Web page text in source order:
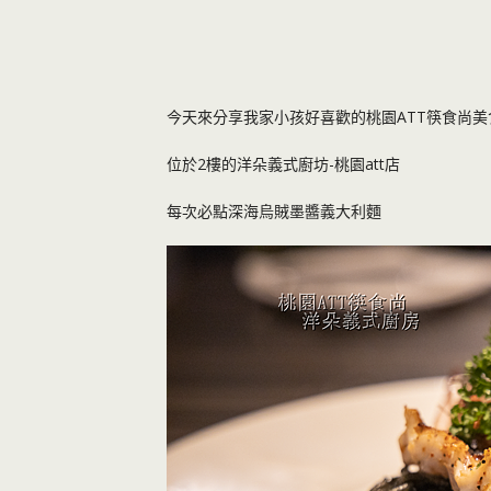
今天來分享我家小孩好喜歡的桃園ATT筷食尚
位於2樓的洋朵義式廚坊-桃園att店
每次必點深海烏賊墨醬義大利麵